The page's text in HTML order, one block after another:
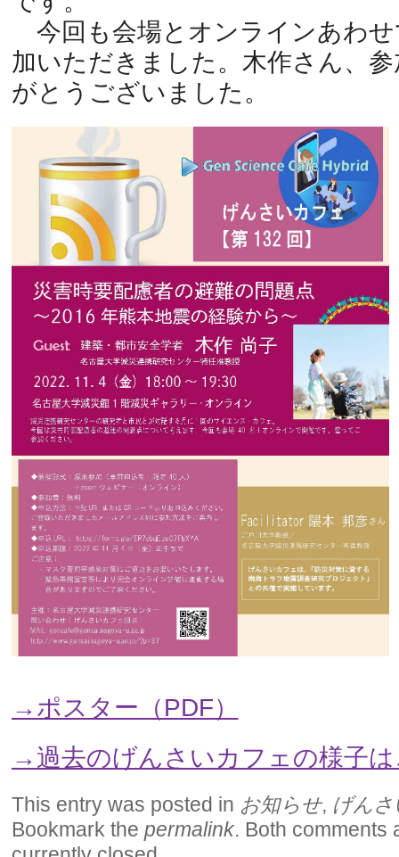
今回も会場とオンラインあわ
加いただきました。木作さん、
がとうございました。
→ポスター（PDF）
→過去のげんさいカフェの様子
This entry was posted in お知らせ, げん
Bookmark the permalink. Both comments